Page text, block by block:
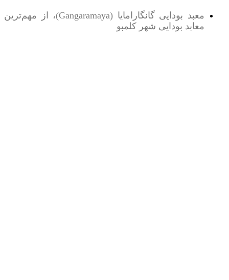
معبد بودایی گانگارامایا (Gangaramaya)، از مهم‌ترین
معابد بودایی شهر کلمبو